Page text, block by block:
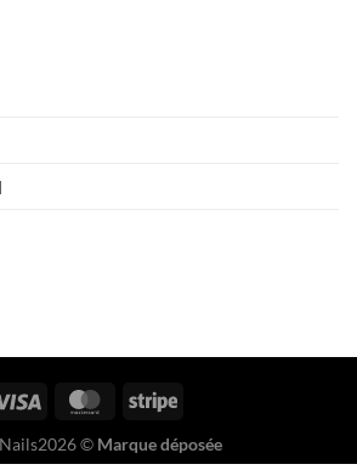
© Marque déposée